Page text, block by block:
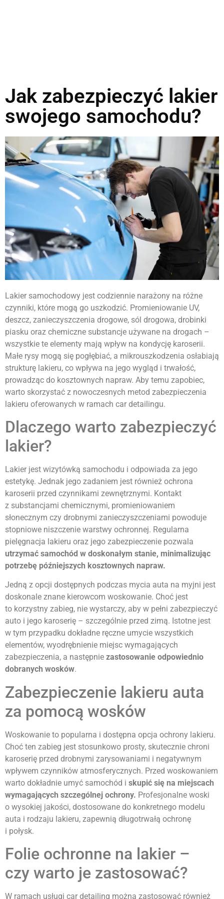
Jak zabezpieczyć lakier
swojego samochodu?
Lakier samochodowy jest codziennie narażony na różne
czynniki, które mogą go uszkodzić. Promieniowanie UV,
deszcz, zanieczyszczenia drogowe, sól drogowa, drobinki
piasku oraz chemiczne substancje używane na drogach –
wszystkie te elementy mają wpływ na kondycję karoserii.
Małe rysy mogą się pogłębiać, a mikrouszkodzenia osłabiają
strukturę lakieru, co wpływa na jego wygląd i trwałość,
prowadząc do kosztownych napraw. Aby temu zapobiec,
warto skorzystać z nowoczesnych metod zabezpieczenia
lakieru oferowanych w ramach car detailingu.
Dlaczego warto zabezpieczyć
lakier?
Lakier jest wizytówką samochodu i odpowiada za jego
estetykę. Jednak jego zadaniem jest również ochrona
karoserii przed czynnikami zewnętrznymi. Kontakt
z substancjami chemicznymi, promieniowaniem
słonecznym czy drobnymi zanieczyszczeniami powoduje
stopniowe niszczenie warstwy ochronnej. Regularna
pielęgnacja lakieru oraz jego zabezpieczenie pozwala
utrzymać samochód w doskonałym stanie, minimalizując
potrzebę późniejszych kosztownych napraw.
Jedną z opcji dostępnych podczas mycia auta na myjni jest
doskonale znane kierowcom woskowanie. Choć jest
to korzystny zabieg, nie wystarczy, aby w pełni zabezpieczyć
auto i jego karoserię – szczególnie przed zimą. Istotne jest
w tym przypadku dokładne ręczne umycie wszystkich
elementów, wyodrębnienie miejsc wymagających
zabezpieczenia, a następnie zastosowanie odpowiednio
dobranych wosków.
Zabezpieczenie lakieru auta
za pomocą wosków
Woskowanie to popularna i dostępna opcja ochrony lakieru.
Choć ten zabieg jest stosunkowo prosty, skutecznie chroni
karoserię przed drobnymi zarysowaniami i negatywnym
wpływem czynników atmosferycznych. Przed woskowaniem
warto dokładnie umyć samochód i skupić się na miejscach
wymagających szczególnej ochrony. Profesjonalne woski
o wysokiej jakości, dostosowane do konkretnego modelu
auta i rodzaju lakieru, zapewnią długotrwałą ochronę
i połysk.
Folie ochronne na lakier –
czy warto je zastosować?
W ramach usługi car detailing można zastosować również